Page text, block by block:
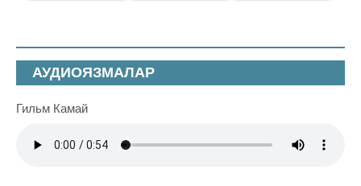
АУДИОЯЗМАЛАР
Гильм Камай